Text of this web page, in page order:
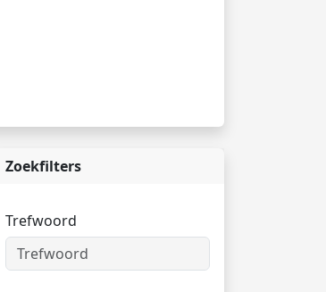
Zoekfilters
Trefwoord